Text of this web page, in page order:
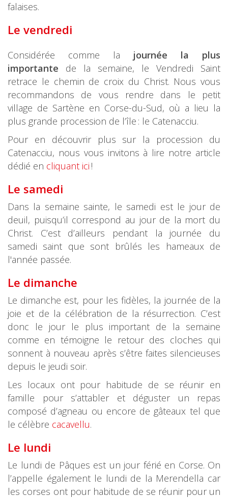
falaises.
Le vendredi
Considérée comme la journée la plus
importante de la semaine, le Vendredi Saint
retrace le chemin de croix du Christ. Nous vous
recommandons de vous rendre dans le petit
village de Sartène en Corse-du-Sud, où a lieu la
plus grande procession de l’île : le Catenacciu.
Pour en découvrir plus sur la procession du
Catenacciu, nous vous invitons à lire notre article
dédié en cliquant ici !
Le samedi
Dans la semaine sainte, le samedi est le jour de
deuil, puisqu’il correspond au jour de la mort du
Christ. C’est d’ailleurs pendant la journée du
samedi saint que sont brûlés les hameaux de
l'année passée.
Le dimanche
Le dimanche est, pour les fidèles, la journée de la
joie et de la célébration de la résurrection. C’est
donc le jour le plus important de la semaine
comme en témoigne le retour des cloches qui
sonnent à nouveau après s’être faites silencieuses
depuis le jeudi soir.
Les locaux ont pour habitude de se réunir en
famille pour s’attabler et déguster un repas
composé d’agneau ou encore de gâteaux tel que
le célèbre cacavellu.
Le lundi
Le lundi de Pâques est un jour férié en Corse. On
l’appelle également le lundi de la Merendella car
les corses ont pour habitude de se réunir pour un